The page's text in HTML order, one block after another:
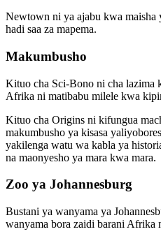
Newtown ni ya ajabu kwa maisha
hadi saa za mapema.
Makumbusho
Kituo cha Sci-Bono ni cha lazima
Afrika ni matibabu milele kwa
Kituo cha Origins ni kifungua
makumbusho ya kisasa
yakilenga watu wa kabla ya
na maonyesho ya mara kwa mara.
Zoo ya Johannesburg
Bustani ya wanyama ya
wanyama bora zaidi barani Afrika